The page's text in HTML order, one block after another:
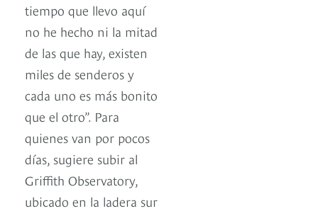
tiempo que llevo aquí
no he hecho ni la mitad
de las que hay, existen
miles de senderos y
cada uno es más bonito
que el otro”. Para
quienes van por pocos
días, sugiere subir al
Griffith Observatory,
ubicado en la ladera sur